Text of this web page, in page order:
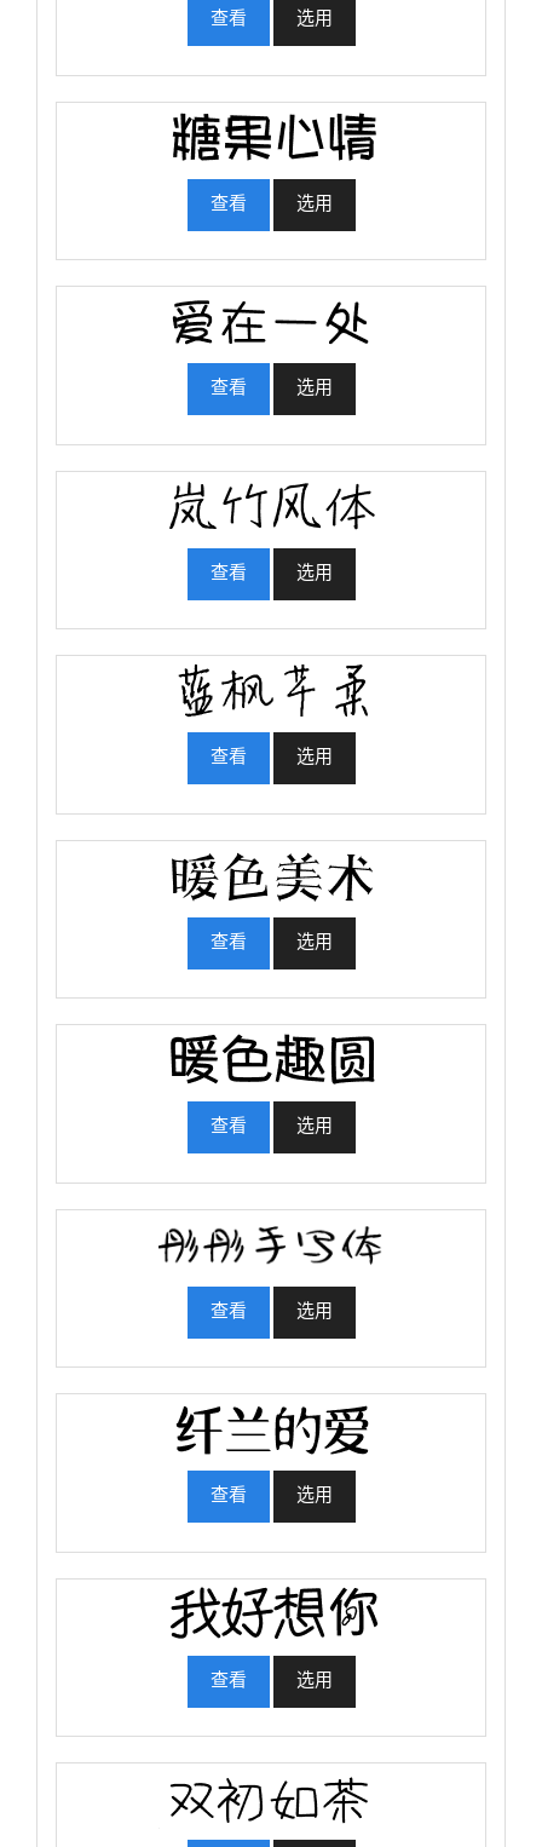
查看 选用
查看 选用
查看 选用
查看 选用
查看 选用
查看 选用
查看 选用
查看 选用
查看 选用
查看 选用